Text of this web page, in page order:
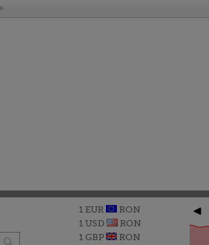
1 EUR
RON
1 USD
RON
1 GBP
RON